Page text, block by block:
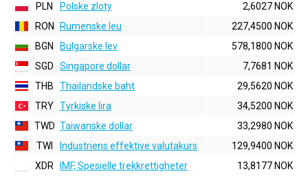
PLN
Polske zloty
2,6027 NOK
RON
Rumenske leu
227,4500 NOK
BGN
Bulgarske lev
578,1800 NOK
SGD
Singapore dollar
7,7681 NOK
THB
Thailandske baht
29,5620 NOK
TRY Tyrkiske lira
34,5200 NOK
TWD Taiwanske dollar
33,2980 NOK
TWI
Industriens effektive valutakurs
129,9400 NOK
XDR
IMF, Spesielle trekkrettigheter
13,8177 NOK